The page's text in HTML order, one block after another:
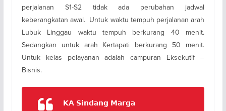
perjalanan S1-S2 tidak ada perubahan jadwal
keberangkatan awal. Untuk waktu tempuh perjalanan arah
Lubuk Linggau waktu tempuh berkurang 40 menit.
Sedangkan untuk arah Kertapati berkurang 50 menit.
Untuk kelas pelayanan adalah campuran Eksekutif –
Bisnis.
𝗞𝗔 𝗦𝗶𝗻𝗱𝗮𝗻𝗴 𝗠𝗮𝗿𝗴𝗮